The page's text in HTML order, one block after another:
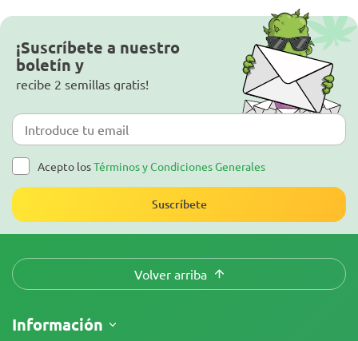
¡Suscríbete a nuestro
boletín y
recibe 2 semillas gratis!
Acepto losTérminos y Condiciones Generales
Suscríbete
Volver arriba
Información